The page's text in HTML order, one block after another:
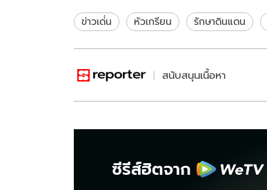
B2ข่าวเด่่น หัวเกรียน รักษาดินแดน
สนับสนุนเนื้อหา
ซีรีส์ฮิตจาก